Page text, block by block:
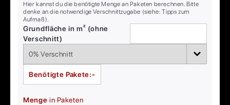
Hier kannst du die benötigte Menge an Paketen berechnen. Bitte
denke an die notwendige Verschnittzugabe (siehe: Tipps zum
Aufmaß).
Grundfläche in m² (ohne
Verschnitt)
Benötigte Pakete:-
Menge in Paketen